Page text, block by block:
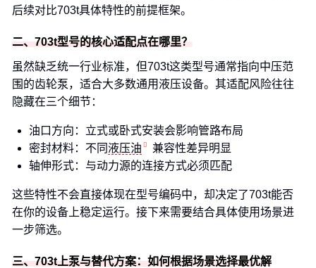
后续对比703t具体特性的前提框架。
二、703t型号的核心适配点在哪里？
虽然缺乏统一行业标准，但703t这类型号通常指向中压范
围的齿轮泵，适合大多数通用液压设备。其适配风险往往
隐藏在三个细节：
油口方向：立式或卧式安装会影响管路布局
密封材料：不同 液压油
兼容性差异明显
轴伸形式：与动力源的连接方式必须匹配
这些特性不会直接体现在型号编码中，却决定了703t能否
在你的设备上稳定运行。接下来需要结合具体使用场景进
一步筛选。
三、703t上泵与替代方案：如何根据场景选择最优解